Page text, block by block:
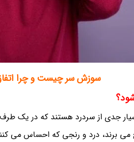
سوزش سر چیست و چرا
جدی از سردرد هستند که در یک
می برند، درد و رنجی که احساس